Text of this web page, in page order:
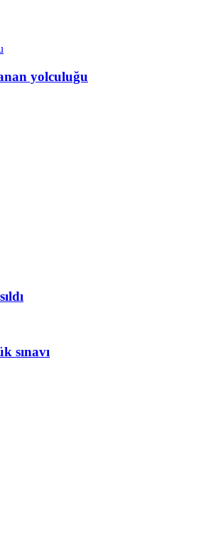
yolculuğu
sınavı